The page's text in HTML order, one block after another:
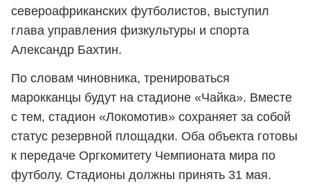
североафриканских футболистов, выступил
глава управления физкультуры и спорта
Александр Бахтин.
По словам чиновника, тренироваться
марокканцы будут на стадионе «Чайка». Вместе
с тем, стадион «Локомотив» сохраняет за собой
статус резервной площадки. Оба объекта готовы
к передаче Оргкомитету Чемпионата мира по
футболу. Стадионы должны принять 31 мая.